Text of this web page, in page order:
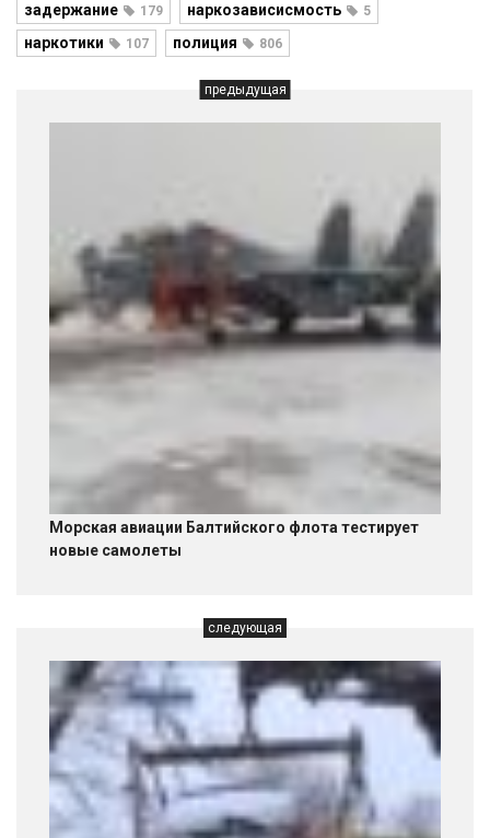
задержание 179 наркозависисмость 5
наркотики 107 полиция 806
предыдущая
Морская авиации Балтийского флота тестирует
новые самолеты
следующая